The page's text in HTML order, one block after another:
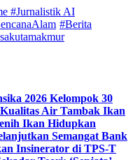
#Jurnalistik AI
#Berita
2026 Kelompok 30
Air Tambak Ikan
Ikan Hidupkan
Semangat Bank
Insinerator di TPS-T